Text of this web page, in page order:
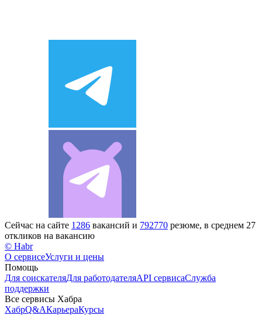
Сейчас на сайте 1286 вакансий и 792770 резюме, в среднем 27
откликов на вакансию
© Habr
О сервисеУслуги и цены
Помощь
Для соискателяДля работодателяAPI сервисаСлужба
поддержки
Все сервисы Хабра
ХабрQ&AКарьераКурсы